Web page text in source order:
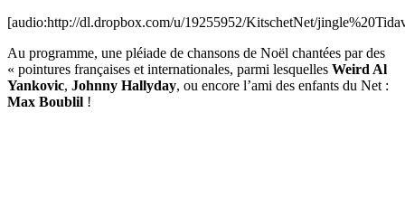
[audio:http://dl.dropbox.com/u/19255952/KitschetNet/
Au programme, une pléiade de chansons de Noël chantées par des
« pointures françaises et internationales, parmi lesquelles Weird Al
Yankovic, Johnny Hallyday, ou encore l’ami des enfants du Net :
Max Boublil !